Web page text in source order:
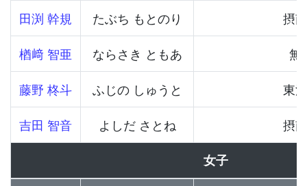
田渕 幹規
たぶち もとのり
摂
楢﨑 智亜
ならさき ともあ
無
藤野 柊斗
ふじの しゅうと
東
吉田 智音
よしだ さとね
摂
女子